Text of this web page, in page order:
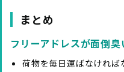
まとめ
フリーアドレスが面倒
荷物を毎日運ばなければ